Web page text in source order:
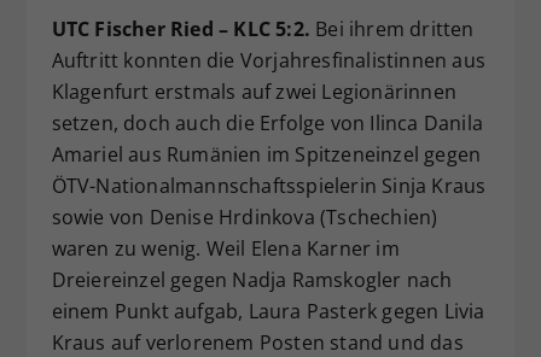
UTC Fischer Ried – KLC 5:2. Bei ihrem dritten
Auftritt konnten die Vorjahresfinalistinnen aus
Klagenfurt erstmals auf zwei Legionärinnen
setzen, doch auch die Erfolge von Ilinca Danila
Amariel aus Rumänien im Spitzeneinzel gegen
ÖTV-Nationalmannschaftsspielerin Sinja Kraus
sowie von Denise Hrdinkova (Tschechien)
waren zu wenig. Weil Elena Karner im
Dreiereinzel gegen Nadja Ramskogler nach
einem Punkt aufgab, Laura Pasterk gegen Livia
Kraus auf verlorenem Posten stand und das